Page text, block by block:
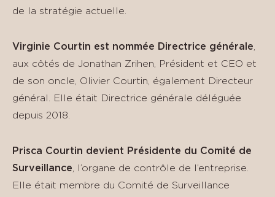
de la stratégie actuelle.
Virginie Courtin est nommée Directrice générale
aux côtés de Jonathan Zrihen, Président et CEO et
de son oncle, Olivier Courtin, également Directeur
général. Elle était Directrice générale déléguée
depuis 2018.
Prisca Courtin devient Présidente du Comité de
Surveillance , l’organe de contrôle de l’entreprise.
Elle était membre du Comité de Surveillance